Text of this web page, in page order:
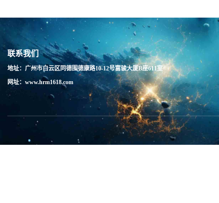
联系我们
地址：广州市白云区同德围德康路10-12号富骏大厦B座611室
网址：www.hrm1618.com